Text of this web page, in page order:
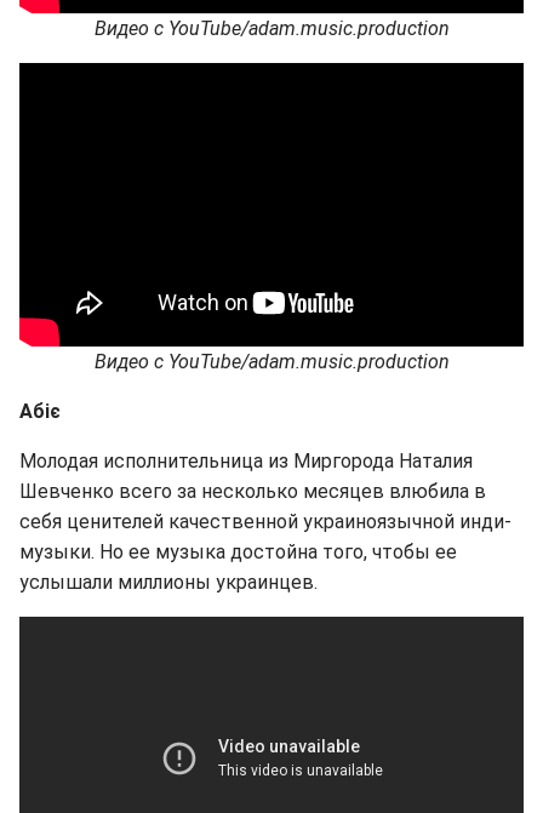
Видео с YouTube/adam.music.production
Видео с YouTube/adam.music.production
Абіє
Молодая исполнительница из Миргорода Наталия
Шевченко всего за несколько месяцев влюбила в
себя ценителей качественной украиноязычной инди-
музыки. Но ее музыка достойна того, чтобы ее
услышали миллионы украинцев.